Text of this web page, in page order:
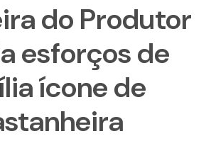
do Produtor
esforços de
ícone de